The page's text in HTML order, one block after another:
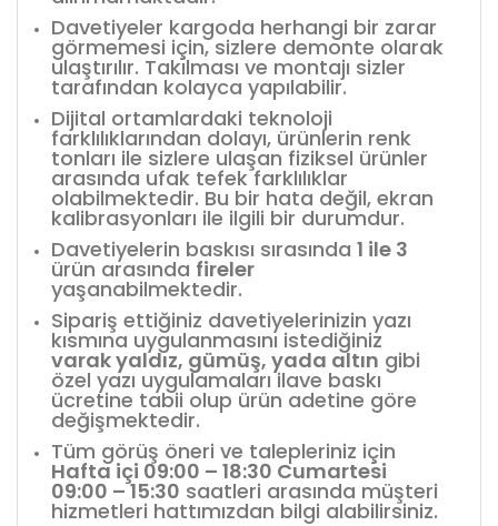
Davetiyeler kargoda herhangi bir zarar
görmemesi için, sizlere demonte olarak
ulaştırılır. Takılması ve montajı sizler
tarafından kolayca yapılabilir.
Dijital ortamlardaki teknoloji
farklılıklarından dolayı, ürünlerin renk
tonları ile sizlere ulaşan fiziksel ürünler
arasında ufak tefek farklılıklar
olabilmektedir. Bu bir hata değil, ekran
kalibrasyonları ile ilgili bir durumdur.
Davetiyelerin baskısı sırasında 1 ile 3
ürün arasında fireler
yaşanabilmektedir.
Sipariş ettiğiniz davetiyelerinizin yazı
kısmına uygulanmasını istediğiniz
varak yaldız, gümüş, yada altın gibi
özel yazı uygulamaları ilave baskı
ücretine tabii olup ürün adetine göre
değişmektedir.
Tüm görüş öneri ve talepleriniz için
Hafta içi 09:00 – 18:30 Cumartesi
09:00 – 15:30 saatleri arasında müşteri
hizmetleri hattımızdan bilgi alabilirsiniz.